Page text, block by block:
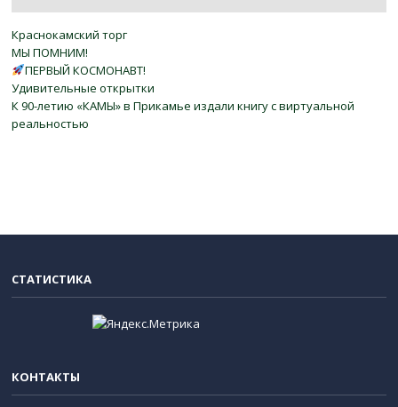
Краснокамский торг
МЫ ПОМНИМ!
ПЕРВЫЙ КОСМОНАВТ!
Удивительные открытки
К 90-летию «КАМЫ» в Прикамье издали книгу с виртуальной
реальностью
СТАТИСТИКА
КОНТАКТЫ